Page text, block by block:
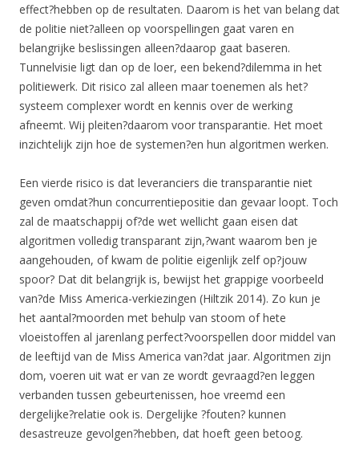
effect?hebben op de resultaten. Daarom is het van belang dat
de politie niet?alleen op voorspellingen gaat varen en
belangrijke beslissingen alleen?daarop gaat baseren.
Tunnelvisie ligt dan op de loer, een bekend?dilemma in het
politiewerk. Dit risico zal alleen maar toenemen als het?
systeem complexer wordt en kennis over de werking
afneemt. Wij pleiten?daarom voor transparantie. Het moet
inzichtelijk zijn hoe de systemen?en hun algoritmen werken.
Een vierde risico is dat leveranciers die transparantie niet
geven omdat?hun concurrentiepositie dan gevaar loopt. Toch
zal de maatschappij of?de wet wellicht gaan eisen dat
algoritmen volledig transparant zijn,?want waarom ben je
aangehouden, of kwam de politie eigenlijk zelf op?jouw
spoor? Dat dit belangrijk is, bewijst het grappige voorbeeld
van?de Miss America-verkiezingen (Hiltzik 2014). Zo kun je
het aantal?moorden met behulp van stoom of hete
vloeistoffen al jarenlang perfect?voorspellen door middel van
de leeftijd van de Miss America van?dat jaar. Algoritmen zijn
dom, voeren uit wat er van ze wordt gevraagd?en leggen
verbanden tussen gebeurtenissen, hoe vreemd een
dergelijke?relatie ook is. Dergelijke ?fouten? kunnen
desastreuze gevolgen?hebben, dat hoeft geen betoog.